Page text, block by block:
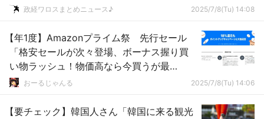
たい！」ｗｗｗｗｗｗｗｗｗｗｗｗｗｗｗ
政経ワロスまとめニュース♪ 2025/7/8(Tu) 14:08
【年1度】Amazonプライム祭 先行セール
「格安セールが次々登場、ボーナス握り買
い物ラッシュ！物価高なら今買うが最
安！」※実は高級サブスクが最も還元率ヤバ
おーるじゃんる 2025/7/8(Tu) 14:06
【要チェック】韓国人さん「韓国に来る観光